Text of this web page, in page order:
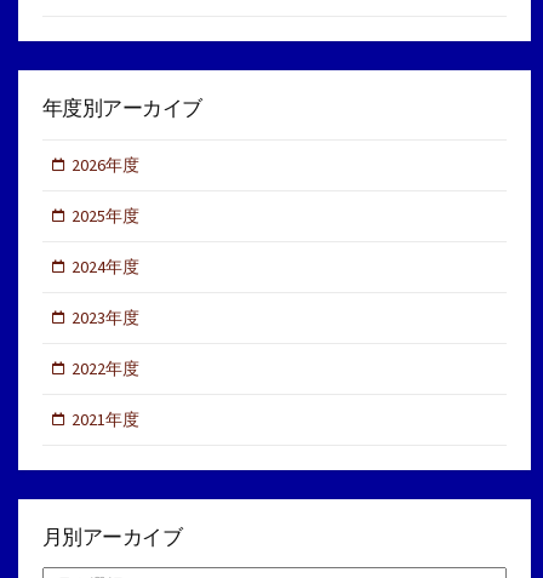
年度別アーカイブ
2026年度
2025年度
2024年度
2023年度
2022年度
2021年度
月別アーカイブ